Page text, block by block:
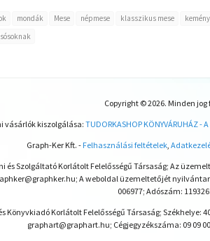
mondák Mese népmese klasszikus mese
Copyright © 2026. Minden
vásárlók kiszolgálása: TUDORKASHOP KÖNYVÁRUHÁZ
Graph-Ker Kft. - Felhasználási feltételek,
és Szolgáltató Korlátolt Felelősségű Társaság; Az
A weboldal üzemeltetőjét
006977; Adószám:
Könyvkiadó Korlátolt Felelősségű Társaság; Székhelye:
graphart@graphart.hu; Cégjegyzékszáma: 09 09